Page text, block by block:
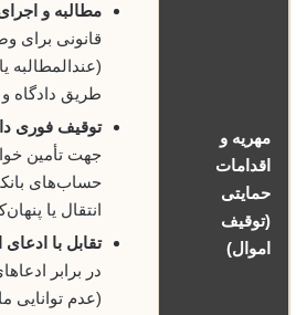
مهریه و
اقدامات
حمایتی
(توقیف
اموال)
مطالبه و
قانونی برای
(عندالمطالبه
طریق دادگاه
توقیف فوری
جهت تأمین
حساب‌های
انتقال یا
تقابل با
در برابر
(عدم توانایی